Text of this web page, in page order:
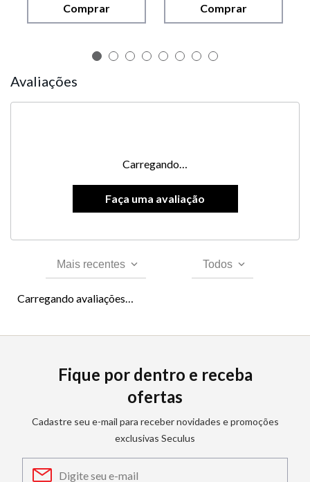
Comprar Comprar
Avaliações
Carregando…
Mais recentes Todos
Carregando avaliações…
Fique por dentro e receba
ofertas
Cadastre seu e-mail para receber novidades e promoções
exclusivas Seculus